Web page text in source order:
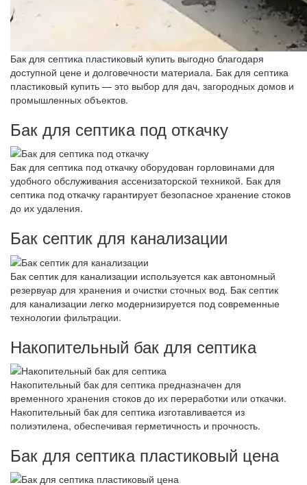
Бак для септика пластиковый купить выгодно благодаря
доступной цене и долговечности материала. Бак для септика
пластиковый купить — это выбор для дач, загородных домов и
промышленных объектов.
Бак для септика под откачку
Бак для септика под откачку оборудован горловинами для
удобного обслуживания ассенизаторской техникой. Бак для
септика под откачку гарантирует безопасное хранение стоков
до их удаления.
Бак септик для канализации
Бак септик для канализации используется как автономный
резервуар для хранения и очистки сточных вод. Бак септик
для канализации легко модернизируется под современные
технологии фильтрации.
Накопительный бак для септика
Накопительный бак для септика предназначен для
временного хранения стоков до их переработки или откачки.
Накопительный бак для септика изготавливается из
полиэтилена, обеспечивая герметичность и прочность.
Бак для септика пластиковый цена